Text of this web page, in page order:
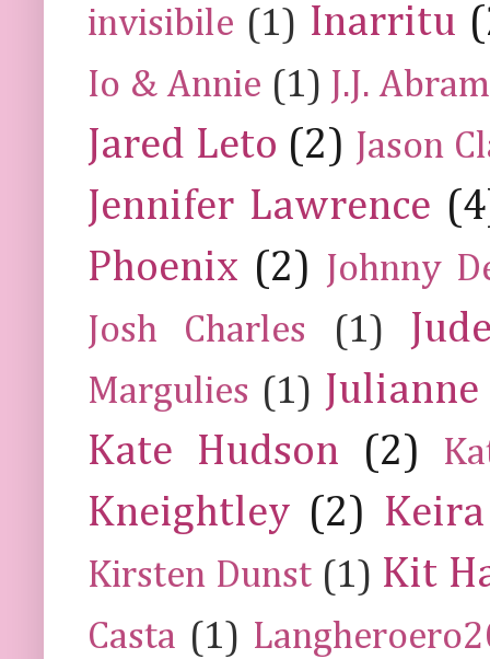
invisibile (1) Inarritu
Io & Annie (1) J.J.
Jared Leto (2) Jason
Jennifer Lawrence
Phoenix (2) Johnny
Josh Charles
(1)
Margulies (1)
Kate Hudson
(2)
Kneightley (2)
Kirsten Dunst (1) Kit
Casta (1)